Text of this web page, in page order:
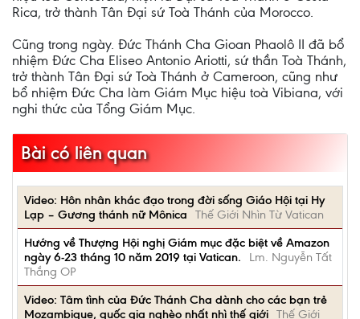
Rica, trở thành Tân Đại sứ Toà Thánh của Morocco.
Cũng trong ngày. Đức Thánh Cha Gioan Phaolô II đã bổ
nhiệm Đức Cha Eliseo Antonio Ariotti, sứ thần Toà Thánh,
trở thành Tân Đại sứ Toà Thánh ở Cameroon, cũng như
bổ nhiệm Đức Cha làm Giám Mục hiệu toà Vibiana, với
nghi thức của Tổng Giám Mục.
Bài có liên quan
Video: Hôn nhân khác đạo trong đời sống Giáo Hội tại Hy
Lạp – Gương thánh nữ Mônica
Thế Giới Nhìn Từ Vatican
Hướng về Thượng Hội nghị Giám mục đặc biệt về Amazon
ngày 6-23 tháng 10 năm 2019 tại Vatican.
Lm. Nguyễn Tất
Thắng OP
Video: Tâm tình của Đức Thánh Cha dành cho các bạn trẻ
Mozambique, quốc gia nghèo nhất nhì thế giới Thế Giới